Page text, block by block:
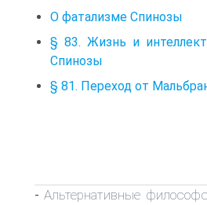
О фатализме Спинозы
§ 83. Жизнь и
Спинозы
§ 81. Переход от
-Альтернативные